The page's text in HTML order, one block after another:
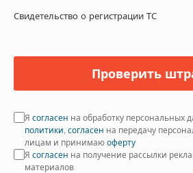
Свидетельство о регистрации ТС
Проверить
Я согласен на обработку персональных
политики, согласен на передачу
лицам и принимаюоферту
Я согласен на получение рассылки
материалов